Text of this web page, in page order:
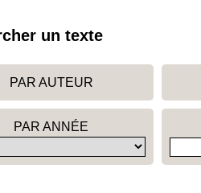
un texte
PAR AUTEUR
PAR ANNÉE